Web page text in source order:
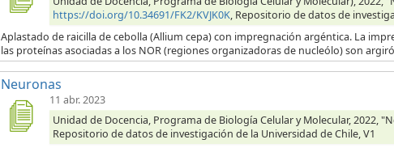
https://doi.org/10.34691/FK2/KVJK0K, Repositorio de datos de
Aplastado de raicilla de cebolla (Allium cepa) con impregnación argéntica. La
las proteínas asociadas a los NOR (regiones organizadoras de nucleólo) son
Neuronas
11 abr. 2023
Unidad de Docencia, Programa de Biología Celular y Molecular, 2022,
Repositorio de datos de investigación de la Universidad de Chile, V1